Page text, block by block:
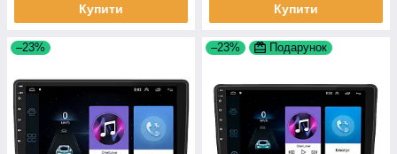
Купити Купити
–23% –23% Подарунок